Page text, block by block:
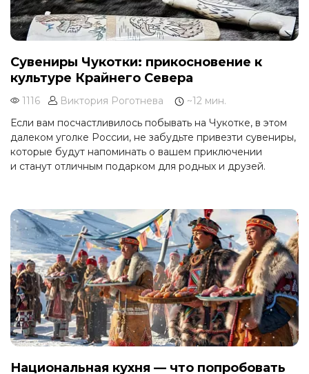
Сувениры Чукотки: прикосновение к
культуре Крайнего Севера
1116 Виктория Роготнева
~12 мин.
Если вам посчастливилось побывать на Чукотке, в этом
далеком уголке России, не забудьте привезти сувениры,
которые будут напоминать о вашем приключении
и станут отличным подарком для родных и друзей.
Национальная кухня — что попробовать